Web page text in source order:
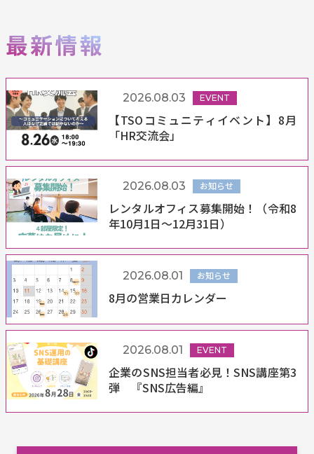
【TSOコミュニティイベント】8月
「HR交流会」
2026.08.03 EVENT
レンタルオフィス募集開始！（令和8
年10月1日～12月31日）
2026.08.03 お知らせ
8月の営業日カレンダー
2026.08.01 お知らせ
企業のSNS担当者必見！SNS講座第3
弾 『SNS広告編』
2026.08.01 EVENT